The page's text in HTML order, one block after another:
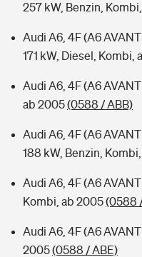
257 kW, Benzin,
Audi A6, 4F (A6
171 kW, Diesel, Kombi,
Audi A6, 4F (A6
ab 2005(0588 / ABB)
Audi A6, 4F (A6
188 kW, Benzin,
Audi A6, 4F (A6
Kombi, ab 2005(0588
Audi A6, 4F (A6
2005(0588 / ABE)